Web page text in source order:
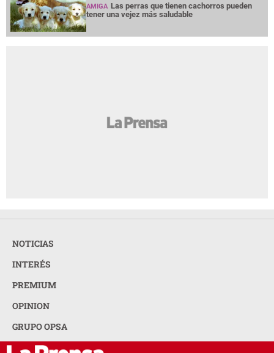
AMIGA Las perras que tienen cachorros pueden
tener una vejez más saludable
NOTICIAS
INTERÉS
PREMIUM
OPINION
GRUPO OPSA